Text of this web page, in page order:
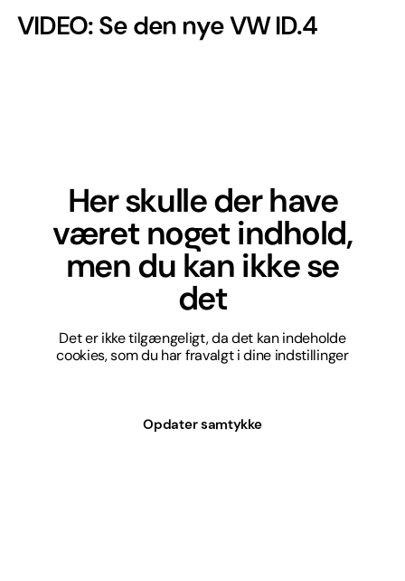
VIDEO: Se den nye VW ID.4
Her skulle der have
været noget indhold,
men du kan ikke se
det
Det er ikke tilgængeligt, da det kan indeholde
cookies, som du har fravalgt i dine indstillinger
Opdater samtykke